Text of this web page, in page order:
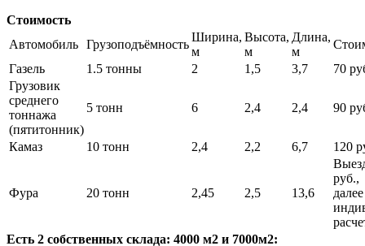
Стоимость
Автомобиль Грузоподъёмность
Ширина,
м
Высота,
м
Длина,
м
Газель
1.5 тонны 2 1,5 3,7
70
Грузовик
среднего
тоннажа
(пятитонник)
5 тонн 6 2,4 2,4 90
Камаз 10 тонн 2,4 2,2 6,7 120
Фура 20 тонн 2,45 2,5 13,6
руб.,
далее
Есть 2 собственных склада: 4000 м2 и 7000м2: